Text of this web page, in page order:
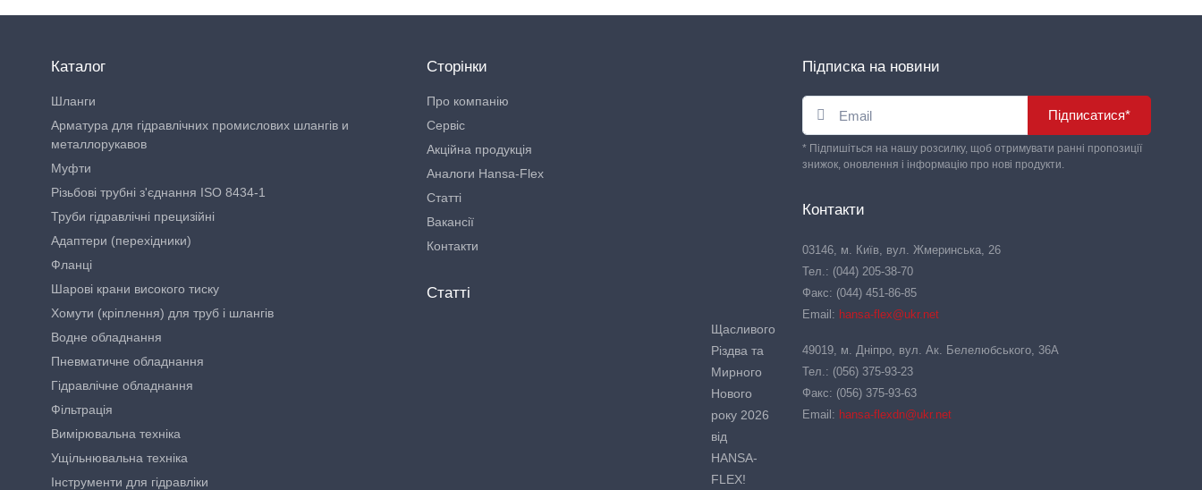
Каталог
Шланги
Арматура для гідравлічних промислових шлангів и
металлорукавов
Муфти
Різьбові трубні з'єднання ISO 8434-1
Труби гідравлічні прецизійні
Адаптери (перехідники)
Фланці
Шарові крани високого тиску
Хомути (кріплення) для труб і шлангів
Водне обладнання
Пневматичне обладнання
Гідравлічне обладнання
Фільтрація
Вимірювальна техніка
Ущільнювальна техніка
Інструменти для гідравліки
Сторінки
Про компанію
Сервіс
Акційна продукція
Аналоги Hansa-Flex
Статті
Вакансії
Контакти
Статті
Щасливого
Різдва та
Мирного
Нового
року 2026
від
HANSA-
FLEX!
Підписка на новини
Підписатися*
* Підпишіться на нашу розсилку, щоб отримувати ранні пропозиції
знижок, оновлення і інформацію про нові продукти.
Контакти
03146, м. Київ, вул. Жмеринська, 26
Тел.: (044) 205-38-70
Факс: (044) 451-86-85
Email: hansa-flex@ukr.net
49019, м. Дніпро, вул. Ак. Белелюбського, 36А
Тел.: (056) 375-93-23
Факс: (056) 375-93-63
Email: hansa-flexdn@ukr.net